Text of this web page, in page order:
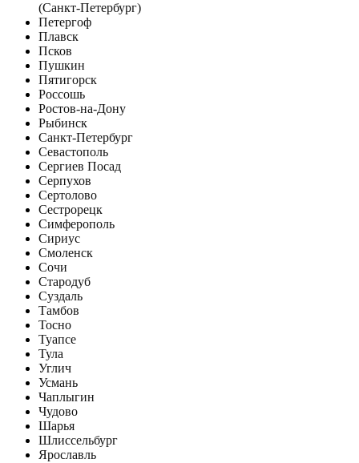
(Санкт-Петербург)
Петергоф
Плавск
Псков
Пушкин
Пятигорск
Россошь
Ростов-на-Дону
Рыбинск
Санкт-Петербург
Севастополь
Сергиев Посад
Серпухов
Сертолово
Сестрорецк
Симферополь
Сириус
Смоленск
Сочи
Стародуб
Суздаль
Тамбов
Тосно
Туапсе
Тула
Углич
Усмань
Чаплыгин
Чудово
Шарья
Шлиссельбург
Ярославль